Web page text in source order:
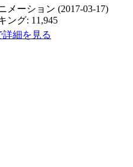
メーション (2017-03-17)
ング: 11,945
詳細を見る